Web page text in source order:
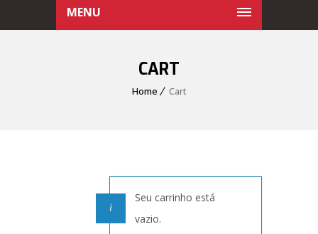
MENU
CART
Home Cart
Seu carrinho está
vazio.